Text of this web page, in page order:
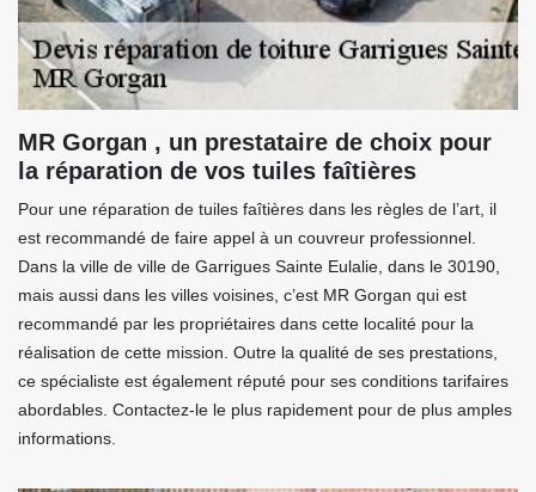
MR Gorgan , un prestataire de choix pour
la réparation de vos tuiles faîtières
Pour une réparation de tuiles faîtières dans les règles de l’art, il
est recommandé de faire appel à un couvreur professionnel.
Dans la ville de ville de Garrigues Sainte Eulalie, dans le 30190,
mais aussi dans les villes voisines, c’est MR Gorgan qui est
recommandé par les propriétaires dans cette localité pour la
réalisation de cette mission. Outre la qualité de ses prestations,
ce spécialiste est également réputé pour ses conditions tarifaires
abordables. Contactez-le le plus rapidement pour de plus amples
informations.